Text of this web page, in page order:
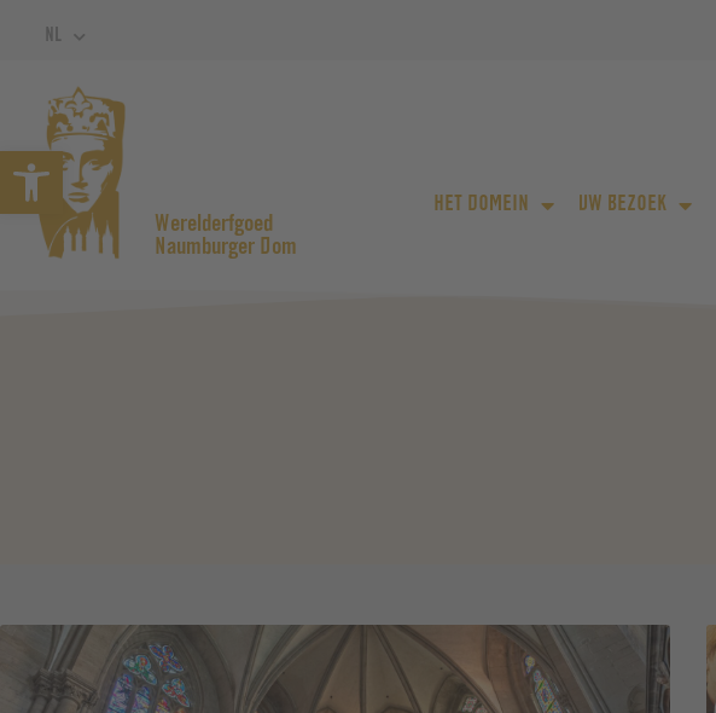
Open werkbalk
NL
Werelderfgoed
Naumburger Dom
HET DOMEIN UW BEZOEK